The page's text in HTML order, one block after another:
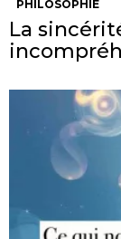
PHILOSOPHIE
La